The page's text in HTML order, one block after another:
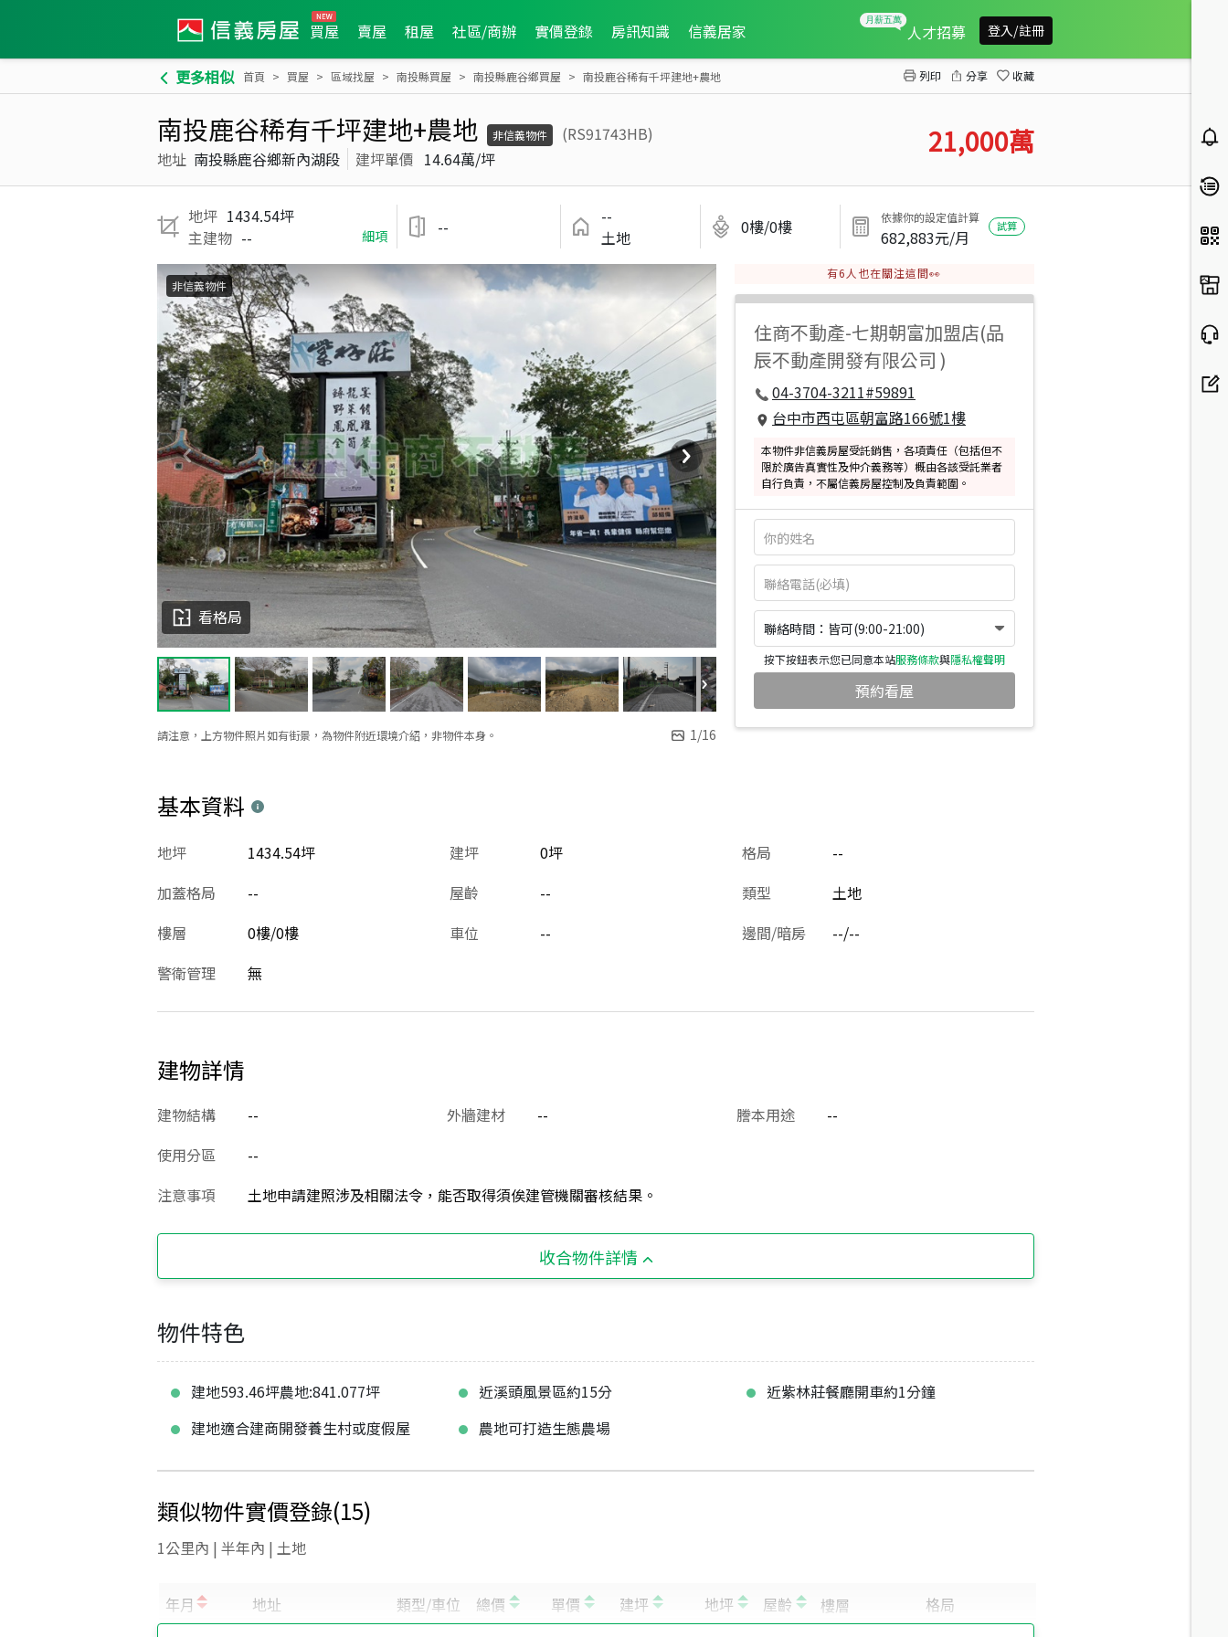
買屋 賣屋 租屋 社區/商辦 實價登錄 房訊知識 信義居家 人才招募 登入/註冊
更多相似 首頁 買屋 區域找屋 南投縣買屋 南投縣鹿谷鄉買屋 南投鹿谷稀有千坪建地+農地 列印 分享 收藏
南投鹿谷稀有千坪建地+農地 非信義物件
(RS91743HB)
地址 南投縣鹿谷鄉新內湖段 建坪單價 14.64萬/坪 21,000萬
地坪 1434.54坪
主建物 -- 細項 --
--
土地
0樓/0樓 依據你的設定值計算
682,883元/月
試算
請注意，上方物件照片如有街景，為物件附近環境介紹，非物件本身。 1/16
看格局
非信義物件
有6 人也在關注這間👀
住商不動產-七期朝富加盟店(品
辰不動產開發有限公司 )
04-3704-3211#59891
台中市西屯區朝富路166號1樓
本物件非信義房屋受託銷售，各項責任（包括但不
限於廣告真實性及仲介義務等）概由各該受託業者
自行負責，不屬信義房屋控制及負責範圍。
聯絡時間：皆可(9:00-21:00)
按下按鈕表示您已同意本站服務條款與隱私權聲明
預約看屋
基本資料
建坪 0坪
地坪 1434.54坪 格局
--
加蓋格局
-- 屋齡 -- 類型
土地
樓層
0樓/0樓 車位 -- 邊間/暗房
--/--
警衛管理
無
建物詳情
建物結構 -- 外牆建材 -- 謄本用途
--
使用分區
--
注意事項
土地申請建照涉及相關法令，能否取得須俟建管機關審核結果。
收合物件詳情
物件特色
建地593.46坪農地:841.077坪 近溪頭風景區約15分
近紫林莊餐廳開車約1分鐘
建地適合建商開發養生村或度假屋
農地可打造生態農場
類似物件實價登錄(15)
1公里內 | 半年內 | 土地